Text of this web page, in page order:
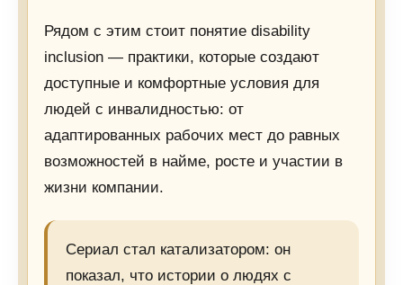
Рядом с этим стоит понятие disability
inclusion — практики, которые создают
доступные и комфортные условия для
людей с инвалидностью: от
адаптированных рабочих мест до равных
возможностей в найме, росте и участии в
жизни компании.
Сериал стал катализатором: он
показал, что истории о людях с